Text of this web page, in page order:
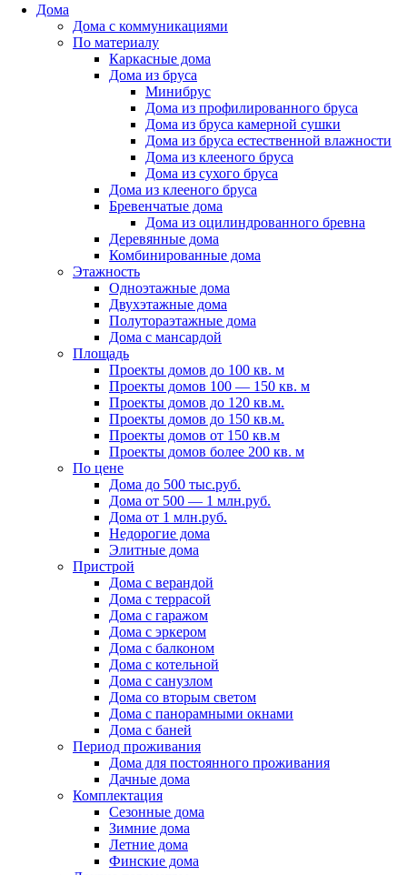
Дома
Дома с коммуникациями
По материалу
Каркасные дома
Дома из бруса
Минибрус
Дома из профилированного бруса
Дома из бруса камерной сушки
Дома из бруса естественной влажности
Дома из клееного бруса
Дома из сухого бруса
Дома из клееного бруса
Бревенчатые дома
Дома из оцилиндрованного бревна
Деревянные дома
Комбинированные дома
Этажность
Одноэтажные дома
Двухэтажные дома
Полутораэтажные дома
Дома с мансардой
Площадь
Проекты домов до 100 кв. м
Проекты домов 100 — 150 кв. м
Проекты домов до 120 кв.м.
Проекты домов до 150 кв.м.
Проекты домов от 150 кв.м
Проекты домов более 200 кв. м
По цене
Дома до 500 тыс.руб.
Дома от 500 — 1 млн.руб.
Дома от 1 млн.руб.
Недорогие дома
Элитные дома
Пристрой
Дома с верандой
Дома с террасой
Дома с гаражом
Дома с эркером
Дома с балконом
Дома с котельной
Дома с санузлом
Дома со вторым светом
Дома с панорамными окнами
Дома с баней
Период проживания
Дома для постоянного проживания
Дачные дома
Комплектация
Сезонные дома
Зимние дома
Летние дома
Финские дома